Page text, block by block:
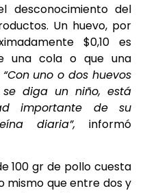
desconocimiento del
Un huevo, por
$0,10 es
una cola o que una
“Con uno o dos huevos
diga un niño, está
importante de su
diaria”, informó
100 gr de pollo cuesta
mismo que entre dos y